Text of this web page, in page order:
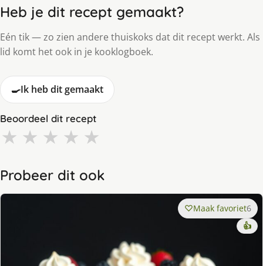
Heb je dit recept gemaakt?
Eén tik — zo zien andere thuiskoks dat dit recept werkt. Als
lid komt het ook in je kooklogboek.
🍳Ik heb dit gemaakt
Beoordeel dit recept
★ ★ ★ ★ ★
Probeer dit ook
Maak favoriet6
👍